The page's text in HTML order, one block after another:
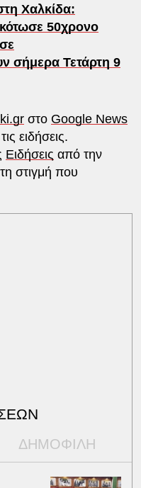
Χαλκίδα:
50χρονο
σήμερα Τετάρτη 9
στο Google News
ειδήσεις.
Ειδήσεις από την
στιγμή που
ΔΗΜΟΦΙΛΗ